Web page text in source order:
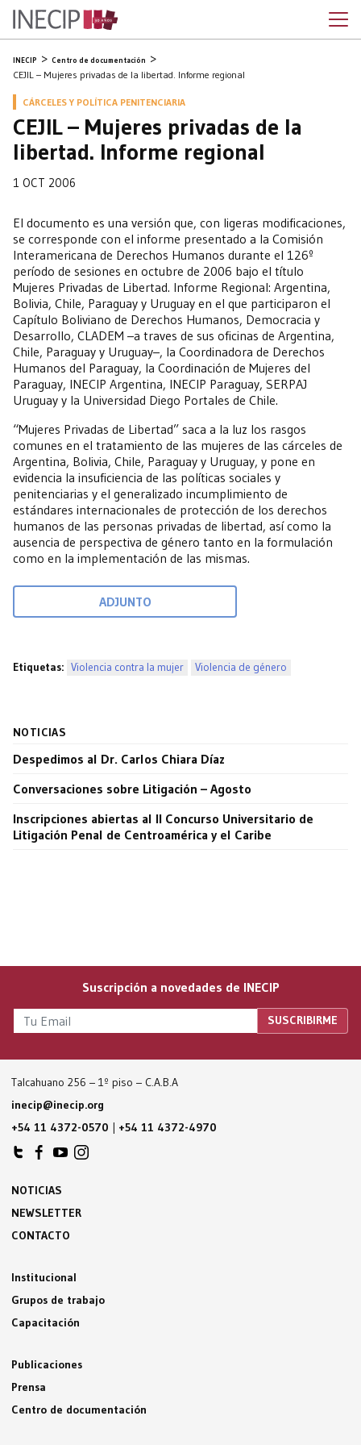
INECIP Centro de documentación
CEJIL – Mujeres privadas de la libertad. Informe regional
CÁRCELES Y POLÍTICA PENITENCIARIA
CEJIL – Mujeres privadas de la
libertad. Informe regional
1 OCT 2006
El documento es una versión que, con ligeras modificaciones,
se corresponde con el informe presentado a la Comisión
Interamericana de Derechos Humanos durante el 126º
período de sesiones en octubre de 2006 bajo el título
Mujeres Privadas de Libertad. Informe Regional: Argentina,
Bolivia, Chile, Paraguay y Uruguay en el que participaron el
Capítulo Boliviano de Derechos Humanos, Democracia y
Desarrollo, CLADEM –a traves de sus oficinas de Argentina,
Chile, Paraguay y Uruguay–, la Coordinadora de Derechos
Humanos del Paraguay, la Coordinación de Mujeres del
Paraguay, INECIP Argentina, INECIP Paraguay, SERPAJ
Uruguay y la Universidad Diego Portales de Chile.
“Mujeres Privadas de Libertad” saca a la luz los rasgos
comunes en el tratamiento de las mujeres de las cárceles de
Argentina, Bolivia, Chile, Paraguay y Uruguay, y pone en
evidencia la insuficiencia de las políticas sociales y
penitenciarias y el generalizado incumplimiento de
estándares internacionales de protección de los derechos
humanos de las personas privadas de libertad, así como la
ausencia de perspectiva de género tanto en la formulación
como en la implementación de las mismas.
ADJUNTO
Etiquetas: Violencia contra la mujer Violencia de género
NOTICIAS
Despedimos al Dr. Carlos Chiara Díaz
Conversaciones sobre Litigación – Agosto
Inscripciones abiertas al II Concurso Universitario de
Litigación Penal de Centroamérica y el Caribe
Suscripción a novedades de INECIP
Talcahuano 256 – 1º piso – C.A.B.A
inecip@inecip.org
+54 11 4372-0570 | +54 11 4372-4970
NOTICIAS
NEWSLETTER
CONTACTO
Institucional
Grupos de trabajo
Capacitación
Publicaciones
Prensa
Centro de documentación